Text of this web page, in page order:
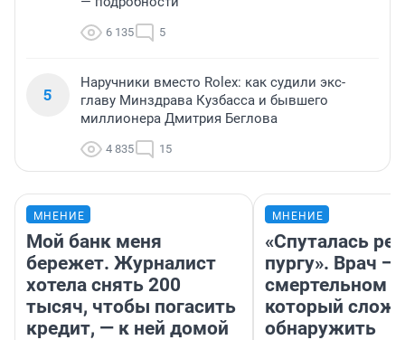
6 135 5
5
Наручники вместо Rolex: как судили экс-
главу Минздрава Кузбасса и бывшего
миллионера Дмитрия Беглова
4 835 15
МНЕНИЕ
Мой банк меня
бережет. Журналист
хотела снять 200
тысяч, чтобы погасить
кредит, — к ней домой
МНЕНИЕ
«Спуталась
пургу». Врач —
смертельном
который
обнаружить